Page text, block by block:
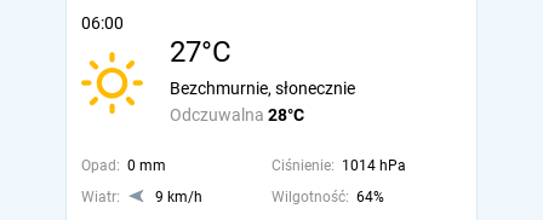
06:00
27°C
Odczuwalna 28°C
Bezchmurnie, słonecznie
Opad: 0 mm Ciśnienie: 1014 hPa
Wiatr:
9 km/h Wilgotność: 64%